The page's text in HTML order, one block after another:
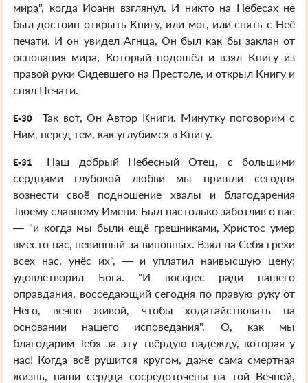
мира", когда Иоанн взглянул. И никто на Небесах не
был достоин открыть Книгу, или мог, или снять с Неё
печати. И он увидел Агнца, Он был как бы заклан от
основания мира, Который подошёл и взял Книгу из
правой руки Сидевшего на Престоле, и открыл Книгу и
снял Печати.
E-30
Так вот, Он Автор Книги. Минутку поговорим с
Ним, перед тем, как углубимся в Книгу.
E-31
Наш добрый Небесный Отец, с большими
сердцами глубокой любви мы пришли сегодня
вознести своё подношение хвалы и благодарения
Твоему славному Имени. Был настолько заботлив о нас
— "и когда мы были ещё грешниками, Христос умер
вместо нас, невинный за виновных. Взял на Себя грехи
всех нас, унёс их", — и уплатил наивысшую цену;
удовлетворил Бога. "И воскрес ради нашего
оправдания, восседающий сегодня по правую руку от
Него, вечно живой, чтобы ходатайствовать на
основании нашего исповедания". О, как мы
благодарим Тебя за эту твёрдую надежду, которая у
нас! Когда всё рушится кругом, даже сама смертная
жизнь, наши сердца сосредоточены на той Вечной,